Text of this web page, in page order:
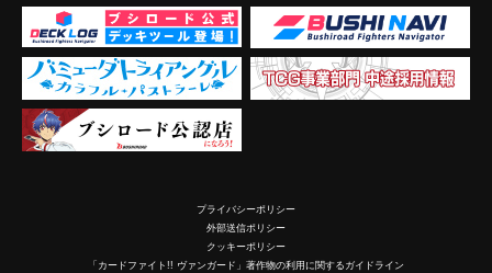
プライバシーポリシー
外部送信ポリシー
クッキーポリシー
「カードファイト!! ヴァンガード」著作物の利用に関するガイドライン